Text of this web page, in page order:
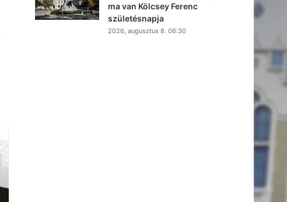
ma van Kölcsey Ferenc
születésnapja
2026, augusztus 8. 06:30